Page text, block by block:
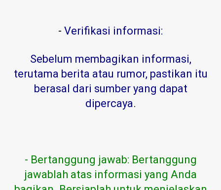
- Verifikasi informasi:
Sebelum membagikan informasi,
terutama berita atau rumor, pastikan itu
berasal dari sumber yang dapat
dipercaya.
- Bertanggung jawab: Bertanggung
jawablah atas informasi yang Anda